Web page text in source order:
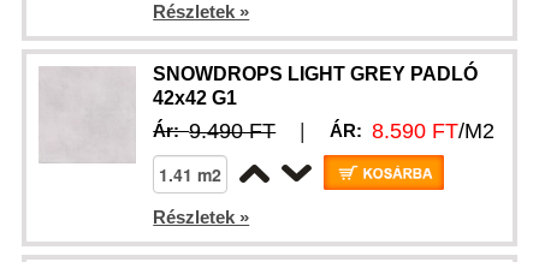
Részletek »
SNOWDROPS LIGHT GREY PADLÓ
42x42 G1
Ár:9.490 FT|ÁR:8.590 FT/M2
Részletek »